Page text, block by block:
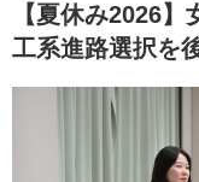
【夏休み2026
工系進路選択を